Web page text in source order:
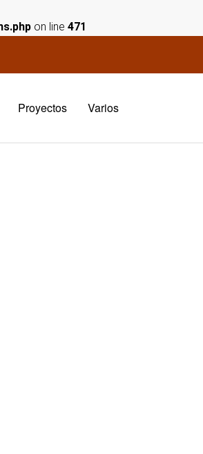
on line 471
Proyectos Varios